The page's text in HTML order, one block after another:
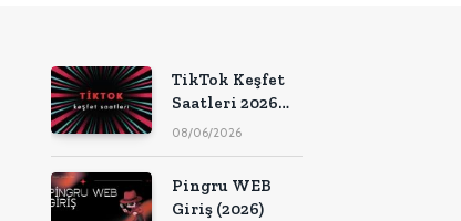
TikTok Keşfet
Saatleri 2026
(Güncel Liste)
08/06/2026
Pingru WEB
Giriş (2026)